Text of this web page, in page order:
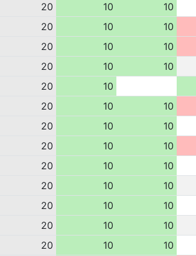
20 10
10
20 10 10
20 10 10
20 10
10
20 10
20 10 10
20 10
10
20 10 10
20 10
10
20 10
10
20 10
10
20 10
10
20 10
10